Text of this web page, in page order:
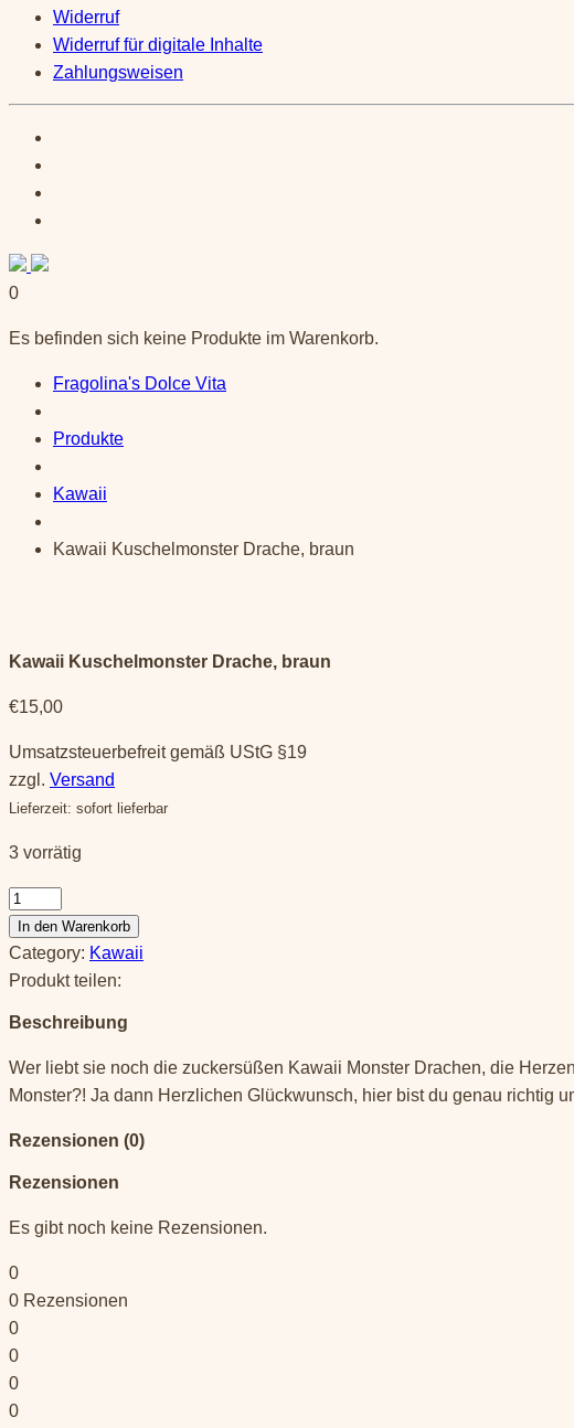
Widerruf
Widerruf für digitale Inhalte
Zahlungsweisen
0
Es befinden sich keine Produkte im Warenkorb.
Fragolina's Dolce Vita
Produkte
Kawaii
Kawaii Kuschelmonster Drache, braun
Kawaii Kuschelmonster Drache, braun
€15,00
Umsatzsteuerbefreit gemäß UStG §19
zzgl. Versand
Lieferzeit: sofort lieferbar
3 vorrätig
Kawaii
Kuschelmonster
Drache,
braun
In den Warenkorb
Category: Kawaii
Produkt teilen:
Beschreibung
Wer liebt sie noch die zuckersüßen Kawaii Monster Drachen, die
Monster?! Ja dann Herzlichen Glückwunsch, hier bist du genau richtig
Rezensionen (0)
Rezensionen
Es gibt noch keine Rezensionen.
0
0 Rezensionen
0
0
0
0